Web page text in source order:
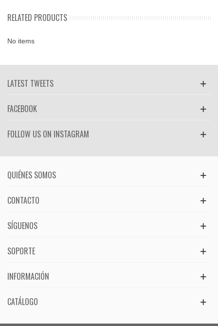
RELATED PRODUCTS
No items
LATEST TWEETS
FACEBOOK
FOLLOW US ON INSTAGRAM
QUIÉNES SOMOS
CONTACTO
SÍGUENOS
SOPORTE
INFORMACIÓN
CATÁLOGO